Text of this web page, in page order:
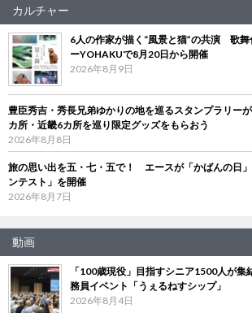
カルチャー
6人の作家が描く“風景と猫”の共演 歌舞
ーYOHAKUで8月20日から開催
2026年8月9日
豊臣秀吉・秀長兄弟ゆかりの地を巡るスタンプラリー
カ所・近畿6カ所を巡り限定グッズをもらおう
2026年8月8日
旅の思い出を五・七・五で！ エースが「かばんの日
ンテスト」を開催
2026年8月7日
動画
「100歳現役」目指すシニア1500人が
務員イベント「うぇるねすシップ」
2026年8月4日